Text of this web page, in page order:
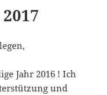
Jahr 2016 ! Ich
und